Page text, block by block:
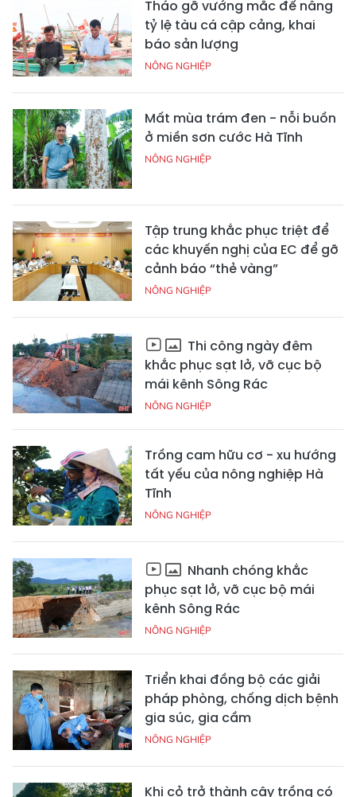
Tháo gỡ vướng mắc để nâng
tỷ lệ tàu cá cập cảng, khai
báo sản lượng
NÔNG NGHIỆP
Mất mùa trám đen - nỗi buồn
ở miền sơn cước Hà Tĩnh
NÔNG NGHIỆP
Tập trung khắc phục triệt để
các khuyến nghị của EC để gỡ
cảnh báo “thẻ vàng”
NÔNG NGHIỆP
Thi công ngày đêm
khắc phục sạt lở, vỡ cục bộ
mái kênh Sông Rác
NÔNG NGHIỆP
Trồng cam hữu cơ - xu hướng
tất yếu của nông nghiệp Hà
Tĩnh
NÔNG NGHIỆP
Nhanh chóng khắc
phục sạt lở, vỡ cục bộ mái
kênh Sông Rác
NÔNG NGHIỆP
Triển khai đồng bộ các giải
pháp phòng, chống dịch bệnh
gia súc, gia cầm
NÔNG NGHIỆP
Khi cỏ trở thành cây trồng có